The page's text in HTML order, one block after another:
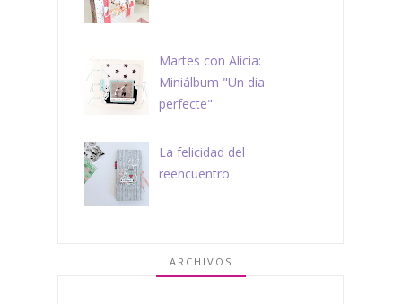
Martes con Alícia:
Miniálbum "Un dia
perfecte"
La felicidad del
reencuentro
ARCHIVOS